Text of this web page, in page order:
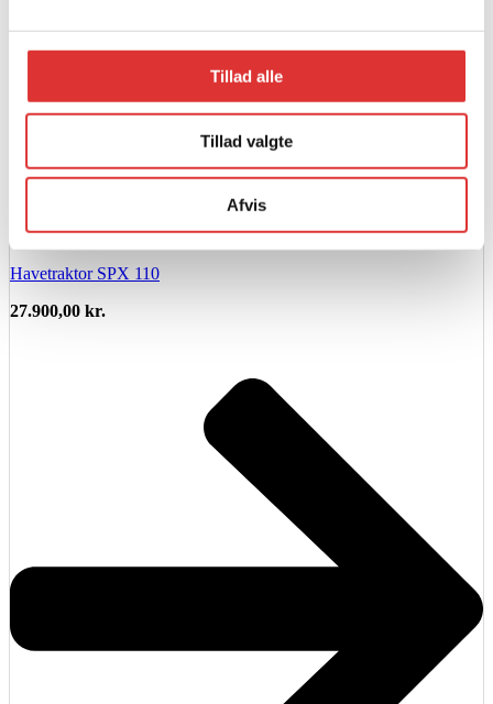
Tillad alle
Tillad valgte
Afvis
Læs mere
Havetraktor SPX 110
27.900,00 kr.